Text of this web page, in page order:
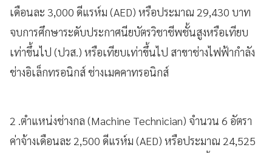
เดือนละ 3,000 ดีแรห์ม (AED) หรือประมาณ 29,430 บาท
จบการศึกษาระดับประกาศนียบัตรวิชาชีพชั้นสูงหรือเทียบ
เท่าขึ้นไป (ปวส.) หรือเทียบเท่าขึ้นไป สาขาช่างไฟฟ้ากำลัง
ช่างอิเล็กทรอนิกส์ ช่างเมคคาทรอนิกส์
2 .ตำแหน่งช่างกล (Machine Technician) จำนวน 6 อัตรา
ค่าจ้างเดือนละ 2,500 ดีแรห์ม (AED) หรือประมาณ 24,525